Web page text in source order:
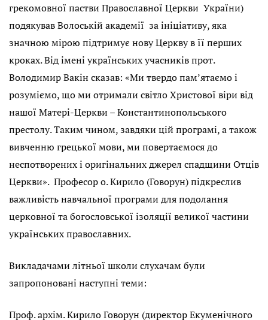
грекомовної пастви Православної Церкви України)
подякував Волоській академії за ініціативу, яка
значною мірою підтримує нову Церкву в її перших
кроках. Від імені українських учасників прот.
Володимир Вакін сказав: «Ми твердо пам’ятаємо і
розуміємо, що ми отримали світло Христової віри від
нашої Матері-Церкви – Константинопольського
престолу. Таким чином, завдяки цій програмі, а також
вивченню грецької мови, ми повертаємося до
неспотворених і оригінальних джерел спадщини Отців
Церкви». Професор о. Кирило (Говорун) підкреслив
важливість навчальної програми для подолання
церковної та богословської ізоляції великої частини
українських православних.
Викладачами літньої школи слухачам були
запропоновані наступні теми:
Проф. архім. Кирило Говорун (директор Екуменічного